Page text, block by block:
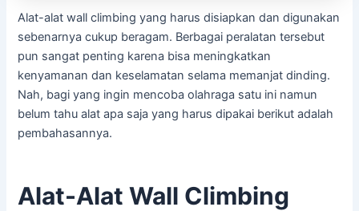
Alat-alat wall climbing yang harus disiapkan dan digunakan
sebenarnya cukup beragam. Berbagai peralatan tersebut
pun sangat penting karena bisa meningkatkan
kenyamanan dan keselamatan selama memanjat dinding.
Nah, bagi yang ingin mencoba olahraga satu ini namun
belum tahu alat apa saja yang harus dipakai berikut adalah
pembahasannya.
Alat-Alat Wall Climbing